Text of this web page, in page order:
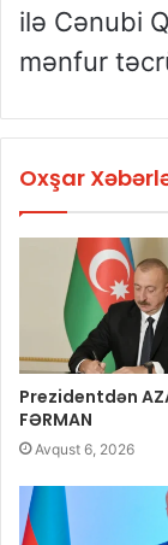
ilə Cənubi
mənfur
Oxşar
Prezidentdən
FƏRMAN
Avqust 6, 2026